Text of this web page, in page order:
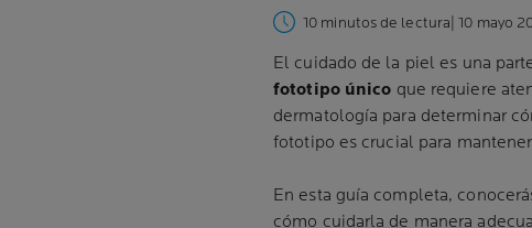
10 minutos de lectura | 10 mayo
El cuidado de la piel es una
fototipo único que requiere
dermatología para determinar
fototipo es crucial para
En esta guía completa,
cómo cuidarla de manera